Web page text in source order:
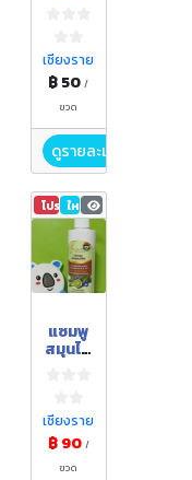
เชียงราย
฿ 50/
ขวด
ดูรายละเอียด
โปรโมชัน
ใหม่
แซมพู
สมุนไพ
เชียงราย
฿ 90 /
ขวด